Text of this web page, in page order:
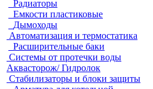
Радиаторы
Емкости пластиковые
Дымоходы
Автоматизация и термостатика
Расширительные баки
Системы от протечки воды
Аквасторож/ Гидролок
Стабилизаторы и блоки защиты